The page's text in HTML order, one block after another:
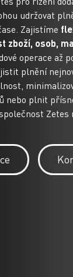
udržovat
Zajistíme
zboží, osob,
operace až
plnění
nebo plnit
Zetes